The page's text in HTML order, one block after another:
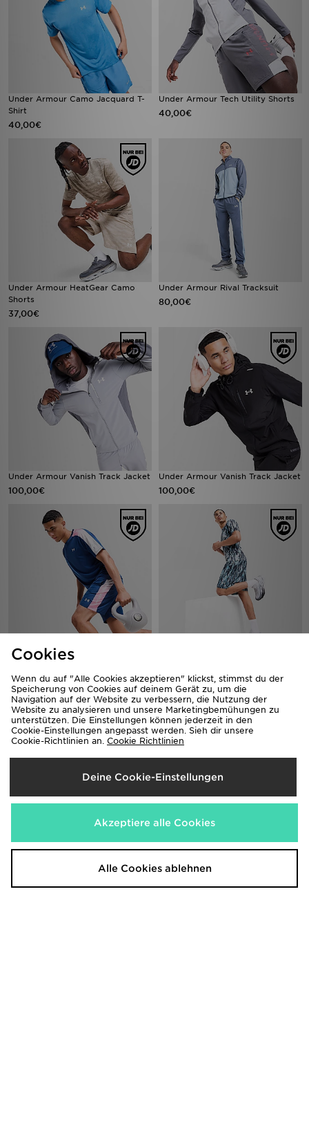
Under Armour Camo Jacquard T-
Shirt
40,00€
Under Armour Tech Utility Shorts
40,00€
Under Armour HeatGear Camo
Shorts
37,00€
Under Armour Rival Tracksuit
80,00€
Under Armour Vanish Track Jacket
100,00€
Under Armour Vanish Track Jacket
100,00€
Under Armour Fade Shorts
37,00€
Under Armour UA Storm Vanish
Under Armour Tech Storm Jacket
Cookies
Wenn du auf "Alle Cookies akzeptieren" klickst, stimmst du der
Speicherung von Cookies auf deinem Gerät zu, um die
Navigation auf der Website zu verbessern, die Nutzung der
Website zu analysieren und unsere Marketingbemühungen zu
unterstützen. Die Einstellungen können jederzeit in den
Cookie-Einstellungen angepasst werden. Sieh dir unsere
Cookie-Richtlinien an. Cookie Richtlinien
Deine Cookie-Einstellungen
Akzeptiere alle Cookies
Alle Cookies ablehnen